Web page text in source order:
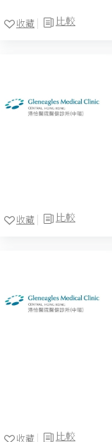
比較
收藏
比較
收藏
比較
收藏